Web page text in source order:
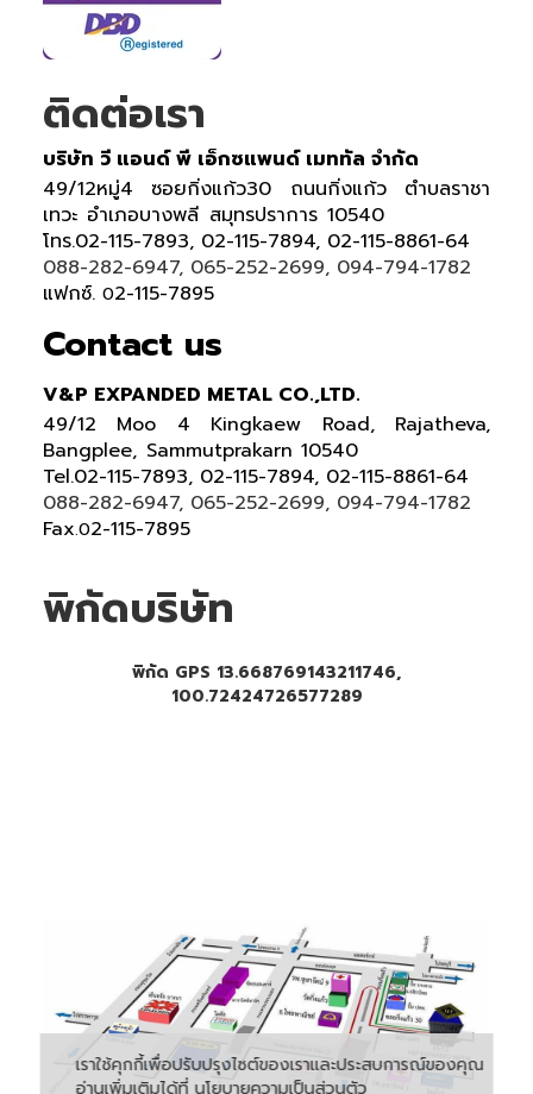
ติดต่อเรา
บริษัท วี แอนด์ พี เอ็กซแพนด์ เมททัล จำกัด
49/12หมู่4 ซอยกิ่งแก้ว30 ถนนกิ่งแก้ว ตำบลราชา
เทวะ อำเภอบางพลี สมุทรปราการ 10540
โทร.02-115-7893, 02-115-7894, 02-115-8861-64
088-282-6947, 065-252-2699, 094-794-1782
แฟกซ์. 02-115-7895
Contact us
V&P EXPANDED METAL CO.,LTD.
49/12 Moo 4 Kingkaew Road, Rajatheva,
Bangplee, Sammutprakarn 10540
Tel.02-115-7893, 02-115-7894, 02-115-8861-64
088-282-6947, 065-252-2699, 094-794-1782
Fax.02-115-7895
พิกัดบริษัท
พิกัด GPS 13.668769143211746,
100.72424726577289
เราใช้คุกกี้เพื่อปรับปรุงไซต์ของเราและประสบการณ์ของคุณ
อ่านเพิ่มเติมได้ที่ นโยบายความเป็นส่วนตัว